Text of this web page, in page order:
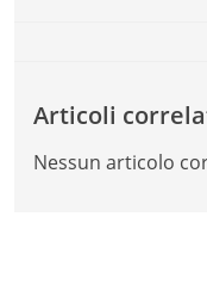
Articoli
Nessun articolo